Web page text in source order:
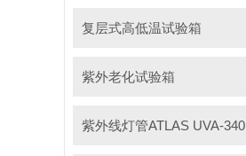
复层式高低温试验箱
紫外老化试验箱
紫外线灯管ATLAS UVA-340